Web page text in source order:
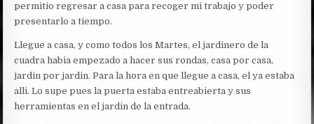
permitio regresar a casa para recoger mi trabajo y poder
presentarlo a tiempo.
Llegue a casa, y como todos los Martes, el jardinero de la
cuadra habia empezado a hacer sus rondas, casa por casa,
jardin por jardin. Para la hora en que llegue a casa, el ya estaba
alli. Lo supe pues la puerta estaba entreabierta y sus
herramientas en el jardin de la entrada.